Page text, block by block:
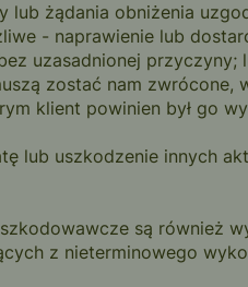
żądania obniżenia
- naprawienie lub
uzasadnionej
zostać nam
klient powinien był go
lub uszkodzenie innych
są również
z nieterminowego